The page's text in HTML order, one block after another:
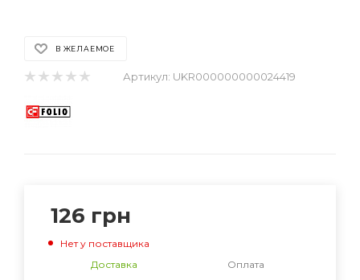
В ЖЕЛАЕМОЕ
Артикул: UKR000000000024419
126 грн
Нет у поставщика
Доставка
Оплата